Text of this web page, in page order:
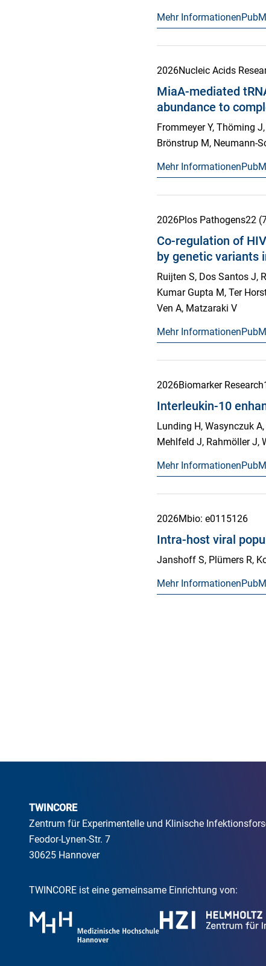
Mehr Informationen
2026Nucleic Acids
MiaA-mediated
abundance to
Frommeyer Y, Thöming
Brönstrup M, Neumann-
Mehr Informationen
2026Plos Pathogens22
Co-regulation of
by genetic variants
Ruijten S, Dos Santos J,
Kumar Gupta M, Ter
Ven A, Matzaraki V
Mehr Informationen
2026Biomarker Research
Interleukin-10
Lunding H, Wasynczuk
Mehlfeld J, Rahmöller J,
Mehr Informationen
2026Mbio: e0115126
Intra-host viral
Janshoff S, Plümers R,
Mehr Informationen
TWINCORE
Zentrum für Experimentelle und Klinische
Feodor-Lynen-Str. 7
30625 Hannover
TWINCORE ist eine gemeinsame Einrichtung von: